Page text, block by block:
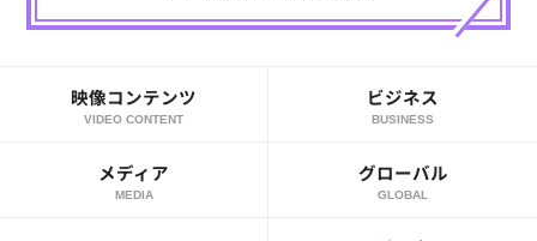
映像コンテンツ
VIDEO CONTENT
ビジネス
BUSINESS
メディア
MEDIA
グローバル
GLOBAL